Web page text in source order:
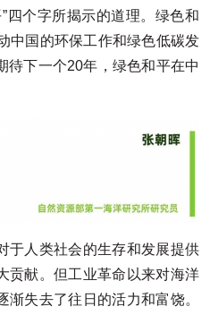
四个字所揭示的道理。绿色和
中国的环保工作和绿色低碳发
待下一个20年，绿色和平在中
于人类社会的生存和发展提供
贡献。但工业革命以来对海洋
失去了往日的活力和富饶。